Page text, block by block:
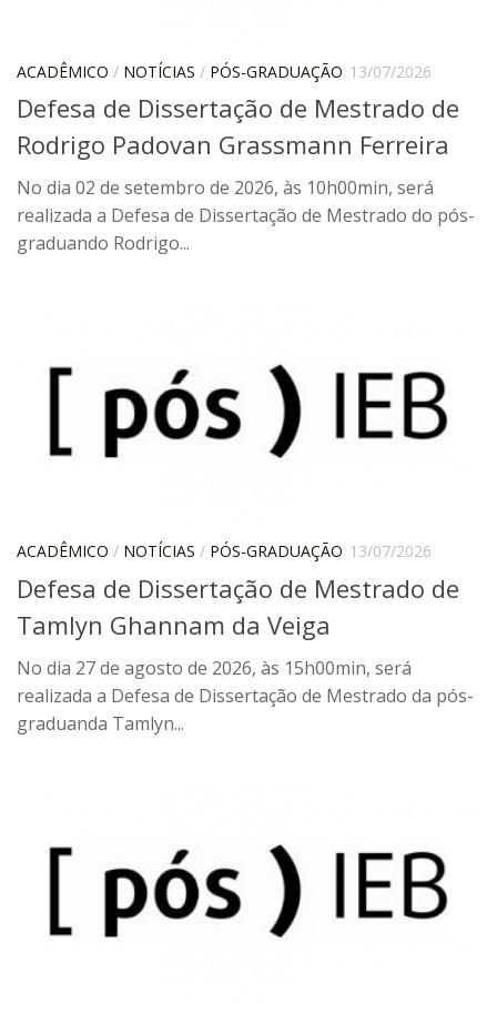
Exposições
Manuel Correia de Andrade – o divulgador
científico
Biblioteca
Sobre
Red BAALC
Tutoriais
Coleção de Artes Visuais
Catálogo on-line
Exposições
Guia do IEB
Projeto Brasil Ciência
Dicionários
ACADÊMICO / NOTÍCIAS / PÓS-GRADUAÇÃO 13/07/2026
Defesa de Dissertação de Mestrado de
Rodrigo Padovan Grassmann Ferreira
No dia 02 de setembro de 2026, às 10h00min, será
realizada a Defesa de Dissertação de Mestrado do pós-
graduando Rodrigo...
ACADÊMICO / NOTÍCIAS / PÓS-GRADUAÇÃO 13/07/2026
Defesa de Dissertação de Mestrado de
Tamlyn Ghannam da Veiga
No dia 27 de agosto de 2026, às 15h00min, será
realizada a Defesa de Dissertação de Mestrado da pós-
graduanda Tamlyn...